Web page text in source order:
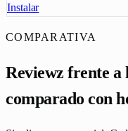
Instalar
COMPARATIVA
Reviewz frente a
comparado con